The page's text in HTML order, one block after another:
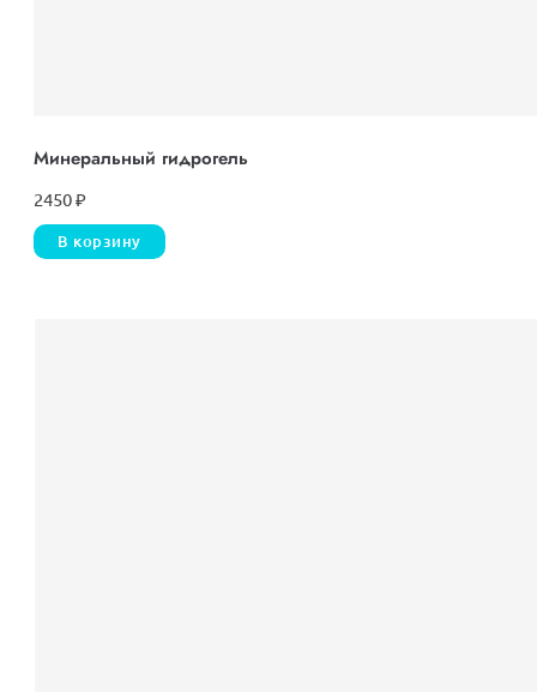
Минеральный гидрогель
2450₽
В корзину